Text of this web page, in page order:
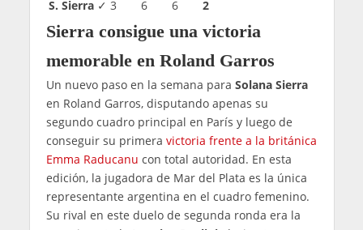
S. Sierra✓ 3 6 6 2
Sierra consigue una victoria
memorable en Roland Garros
Un nuevo paso en la semana para Solana Sierra
en Roland Garros, disputando apenas su
segundo cuadro principal en París y luego de
conseguir su primera victoria frente a la británica
Emma Raducanu con total autoridad. En esta
edición, la jugadora de Mar del Plata es la única
representante argentina en el cuadro femenino.
Su rival en este duelo de segunda ronda era la